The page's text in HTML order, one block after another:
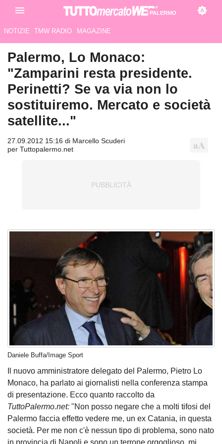
PALERMO
NOTIZIE TMW RADIO MAGAZINE
Palermo, Lo Monaco:
"Zamparini resta presidente.
Perinetti? Se va via non lo
sostituiremo. Mercato e società
satellite..."
27.09.2012 15:16 di Marcello Scuderi
per Tuttopalermo.net
Daniele Buffa/Image Sport
Il nuovo amministratore delegato del Palermo, Pietro Lo
Monaco, ha parlato ai giornalisti nella conferenza stampa
di presentazione. Ecco quanto raccolto da
TuttoPalermo.net: "Non posso negare che a molti tifosi del
Palermo faccia effetto vedere me, un ex Catania, in questa
società. Per me non c'è nessun tipo di problema, sono nato
in provincia di Napoli e sono un terrone orgoglioso, mi